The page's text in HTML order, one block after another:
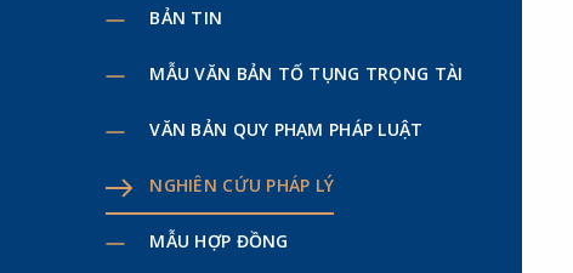
BẢN TIN
MẪU VĂN BẢN TỐ TỤNG TRỌNG TÀI
VĂN BẢN QUY PHẠM PHÁP LUẬT
NGHIÊN CỨU PHÁP LÝ
MẪU HỢP ĐỒNG